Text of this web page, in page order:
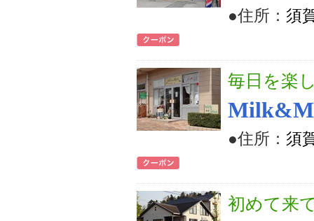
●住所： 須
毎日を楽
●住所： 須
初めて来